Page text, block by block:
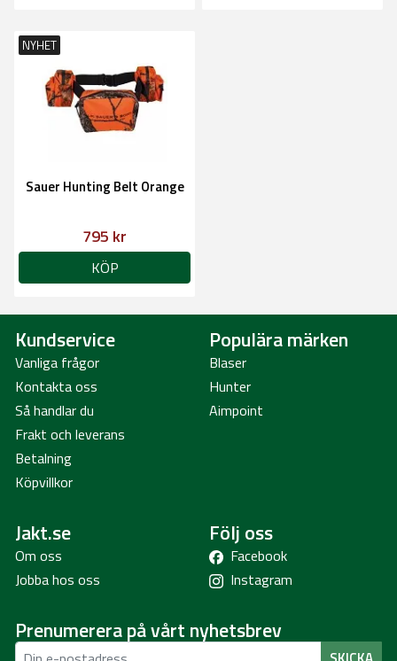
NYHET
Sauer Hunting Belt Orange
795 kr
KÖP
Kundservice
Vanliga frågor
Kontakta oss
Så handlar du
Frakt och leverans
Betalning
Köpvillkor
Populära märken
Blaser
Hunter
Aimpoint
Jakt.se
Om oss
Jobba hos oss
Följ oss
Facebook
Instagram
Prenumerera på vårt nyhetsbrev